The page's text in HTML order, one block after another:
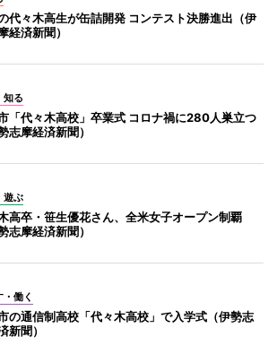
代々木高生が缶詰開発 コンテスト決勝進出（伊
経済新聞）
知る
「代々木高校」卒業式 コロナ禍に280人巣立つ
志摩経済新聞）
遊ぶ
高卒・笹生優花さん、全米女子オープン制覇
志摩経済新聞）
働く
の通信制高校「代々木高校」で入学式（伊勢志
新聞）